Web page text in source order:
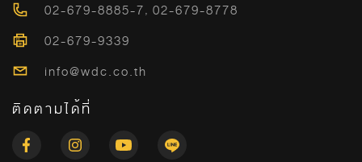
02-679-8885-7, 02-679-8778
02-679-9339
info@wdc.co.th
ติดตามได้ที่